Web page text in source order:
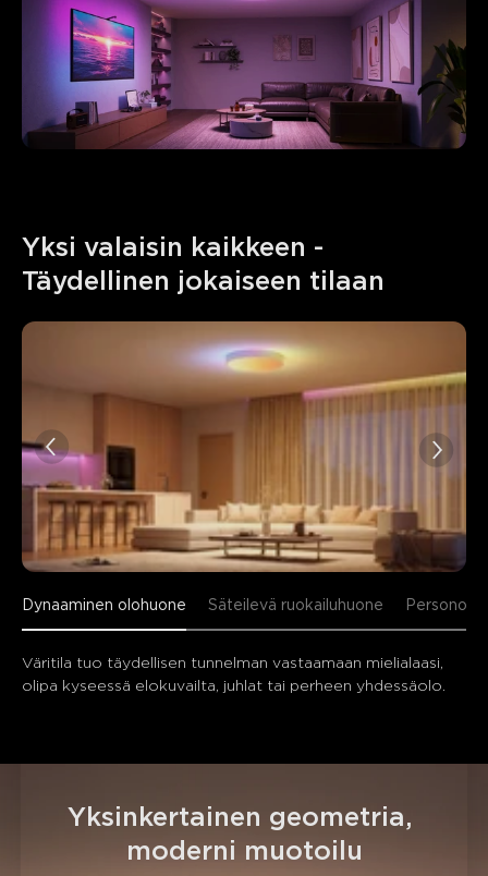
Yksi valaisin kaikkeen -
Täydellinen jokaiseen tilaan
Dynaaminen olohuone Säteilevä ruokailuhuone
Väritila tuo täydellisen tunnelman vastaamaan mielialaasi,
olipa kyseessä elokuvailta, juhlat tai perheen yhdessäolo.
Yksinkertainen geometria,
moderni muotoilu